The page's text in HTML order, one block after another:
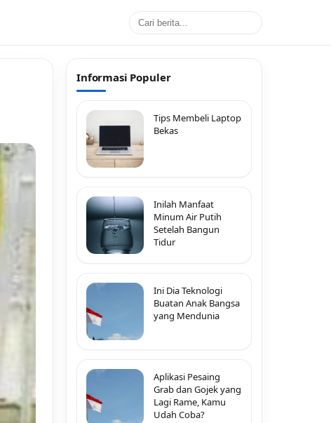
Informasi Populer
Tips Membeli Laptop
Bekas
Inilah Manfaat
Minum Air Putih
Setelah Bangun
Tidur
Ini Dia Teknologi
Buatan Anak Bangsa
yang Mendunia
Aplikasi Pesaing
Grab dan Gojek yang
Lagi Rame, Kamu
Udah Coba?